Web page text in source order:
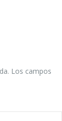
Los campos